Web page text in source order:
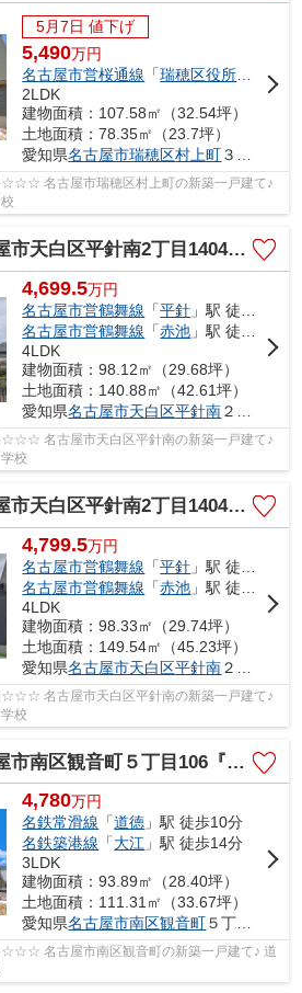
5月7日 値下げ
5,490万円
名古屋市営桜通線 「瑞穂区役所 」駅 徒
2LDK
建物面積：107.58㎡（32.54坪）
土地面積：78.35㎡（23.7坪）
愛知県名古屋市瑞穂区村上町３丁目4-5
名古屋市瑞穂区村上町の新築一戸建て♪
区平針南2丁目1404【仲介手数料無料】新築一戸建て 1号棟
4,699.5万円
名古屋市営鶴舞線 「平針 」駅 徒歩18分
名古屋市営鶴舞線 「赤池 」駅 徒歩28分
4LDK
建物面積：98.12㎡（29.68坪）
土地面積：140.88㎡（42.61坪）
愛知県名古屋市天白区平針南２丁目1404
名古屋市天白区平針南の新築一戸建て♪
校
区平針南2丁目1404【仲介手数料無料】新築一戸建て 2号棟
4,799.5万円
名古屋市営鶴舞線 「平針 」駅 徒歩18分
名古屋市営鶴舞線 「赤池 」駅 徒歩28分
4LDK
建物面積：98.33㎡（29.74坪）
土地面積：149.54㎡（45.23坪）
愛知県名古屋市天白区平針南２丁目1404
名古屋市天白区平針南の新築一戸建て♪
校
観音町５丁目106『仲介料無料』新築戸建て 3号棟
4,780万円
名鉄常滑線 「道徳 」駅 徒歩10分
名鉄築港線 「大江 」駅 徒歩14分
3LDK
建物面積：93.89㎡（28.40坪）
土地面積：111.31㎡（33.67坪）
愛知県名古屋市南区観音町５丁目106
名古屋市南区観音町の新築一戸建て♪ 道